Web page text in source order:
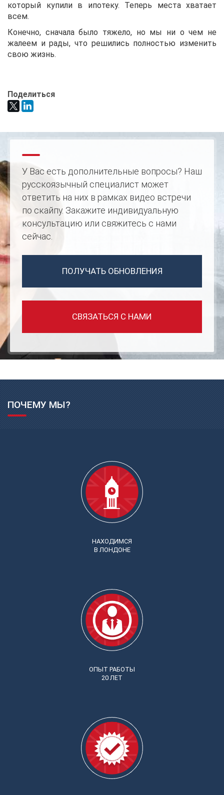
который купили в ипотеку. Теперь места хватает
всем.
Конечно, сначала было тяжело, но мы ни о чем не
жалеем и рады, что решились полностью изменить
свою жизнь.
Поделиться
У Вас есть дополнительные вопросы? Наш
русcкоязычный специалист может
ответить на них в рамках видео встречи
по скайпу. Закажите индивидуальную
консультацию или свяжитесь с нами
сейчас.
ПОЛУЧАТЬ ОБНОВЛЕНИЯ
СВЯЗАТЬСЯ С НАМИ
ПОЧЕМУ МЫ?
НАХОДИМСЯ
В ЛОНДОНЕ
ОПЫТ РАБОТЫ
20 ЛЕТ